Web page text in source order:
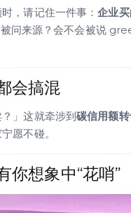
，请记住一件事：企业
问来源？会不会被说
会搞混
」这就牵涉到碳信用额
愿不碰。
你想象中“花哨”